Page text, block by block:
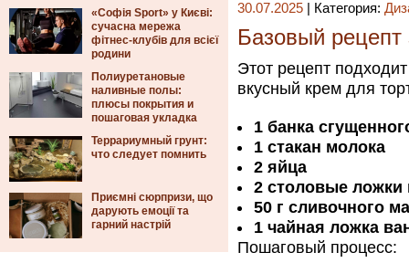
«Софія Sport» у Києві:
сучасна мережа
фітнес-клубів для всієї
родини
Полиуретановые
наливные полы:
плюсы покрытия и
пошаговая укладка
Террариумный грунт:
что следует помнить
Приємні сюрпризи, що
дарують емоції та
гарний настрій
30.07.2025 | Категория:
Базовый рецепт
Этот рецепт
вкусный крем для
1 банка
1 стакан молока
2 яйца
2 столовые ложки
50 г сливочного
1 чайная ложка
Пошаговый процесс: